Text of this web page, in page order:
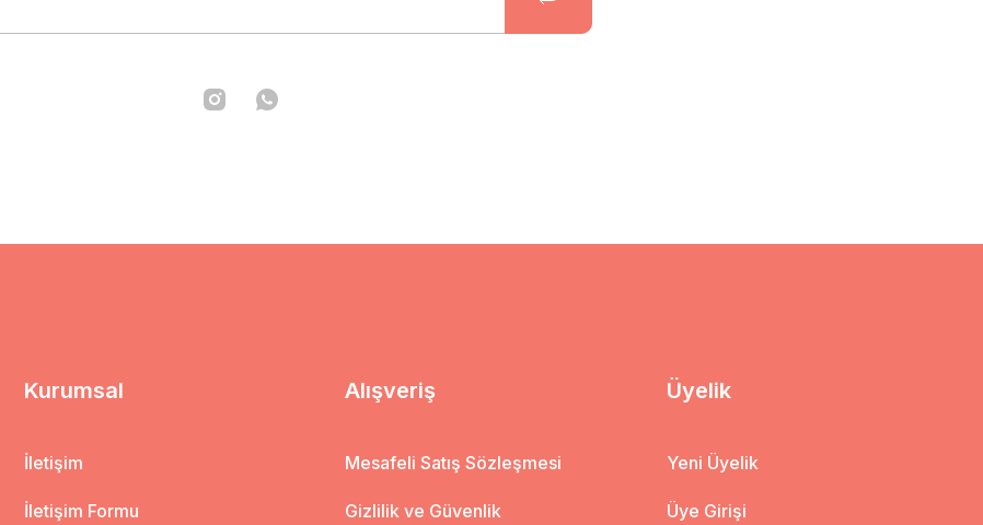
Kurumsal
İletişim
İletişim Formu
Alışveriş
Mesafeli Satış Sözleşmesi
Gizlilik ve Güvenlik
Üyelik
Yeni Üyelik
Üye Girişi